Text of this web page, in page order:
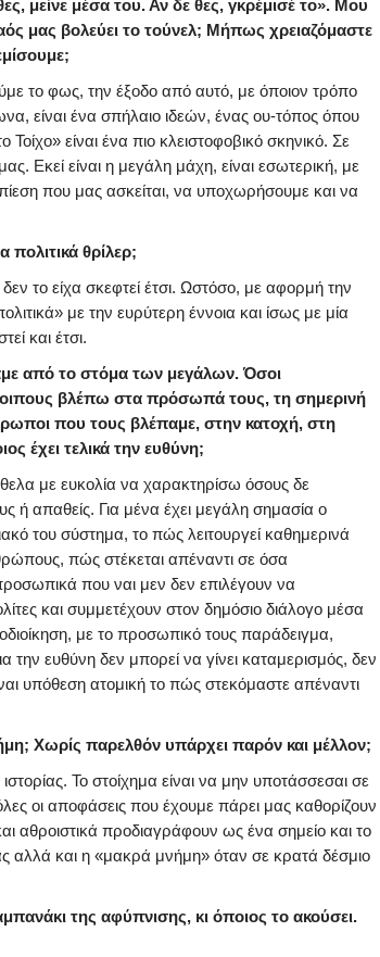
μείνε μέσα του. Αν δε θες, γκρέμισέ το». Μου
μας βολεύει το τούνελ; Μήπως χρειαζόμαστε
το φως, την έξοδο από αυτό, με όποιον τρόπο
είναι ένα σπήλαιο ιδεών, ένας ου-τόπος όπου
είναι ένα πιο κλειστοφοβικό σκηνικό. Σε
Εκεί είναι η μεγάλη μάχη, είναι εσωτερική, με
που μας ασκείται, να υποχωρήσουμε και να
θρίλερ;
το είχα σκεφτεί έτσι. Ωστόσο, με αφορμή την
με την ευρύτερη έννοια και ίσως με μία
και έτσι.
από το στόμα των μεγάλων. Όσοι
βλέπω στα πρόσωπά τους, τη σημερινή
που τους βλέπαμε, στην κατοχή, στη
έχει τελικά την ευθύνη;
με ευκολία να χαρακτηρίσω όσους δε
ή απαθείς. Για μένα έχει μεγάλη σημασία ο
του σύστημα, το πώς λειτουργεί καθημερινά
πώς στέκεται απέναντι σε όσα
που ναι μεν δεν επιλέγουν να
και συμμετέχουν στον δημόσιο διάλογο μέσα
με το προσωπικό τους παράδειγμα,
ευθύνη δεν μπορεί να γίνει καταμερισμός, δεν
υπόθεση ατομική το πώς στεκόμαστε απέναντι
Χωρίς παρελθόν υπάρχει παρόν και μέλλον;
Το στοίχημα είναι να μην υποτάσσεσαι σε
οι αποφάσεις που έχουμε πάρει μας καθορίζουν
αθροιστικά προδιαγράφουν ως ένα σημείο και το
αλλά και η «μακρά μνήμη» όταν σε κρατά δέσμιο
της αφύπνισης, κι όποιος το ακούσει.